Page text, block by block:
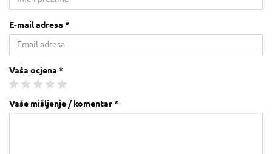
E-mail adresa *
Vaša ocjena *
Vaše mišljenje / komentar *